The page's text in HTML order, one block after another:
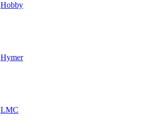
Hobby
Hymer
LMC